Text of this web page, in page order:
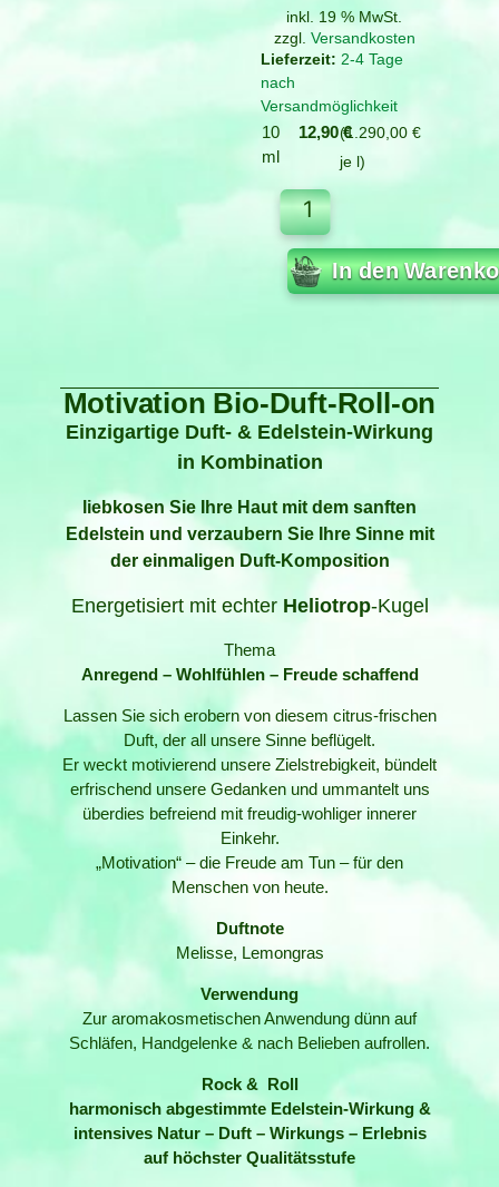
inkl. 19 % MwSt.
zzgl. Versandkosten
2-4 Tage
nach
Versandmöglichkeit
10
ml
12,90€
1.290,00 €
je l
In den
Motivation Bio-Duft-Roll-on
Einzigartige Duft- & Edelstein-Wirkung
in Kombination
liebkosen Sie Ihre Haut mit dem sanften
Edelstein und verzaubern Sie Ihre Sinne mit
der einmaligen Duft-Komposition
Energetisiert mit echter Heliotrop-Kugel
Thema
Anregend – Wohlfühlen – Freude schaffend
Lassen Sie sich erobern von diesem citrus-frischen
Duft, der all unsere Sinne beflügelt.
Er weckt motivierend unsere Zielstrebigkeit, bündelt
erfrischend unsere Gedanken und ummantelt uns
überdies befreiend mit freudig-wohliger innerer
Einkehr.
„Motivation“ – die Freude am Tun – für den
Menschen von heute.
Duftnote
Melisse, Lemongras
Verwendung
Zur aromakosmetischen Anwendung dünn auf
Schläfen, Handgelenke & nach Belieben aufrollen.
Rock & Roll
harmonisch abgestimmte Edelstein-Wirkung &
intensives Natur – Duft – Wirkungs – Erlebnis
auf höchster Qualitätsstufe